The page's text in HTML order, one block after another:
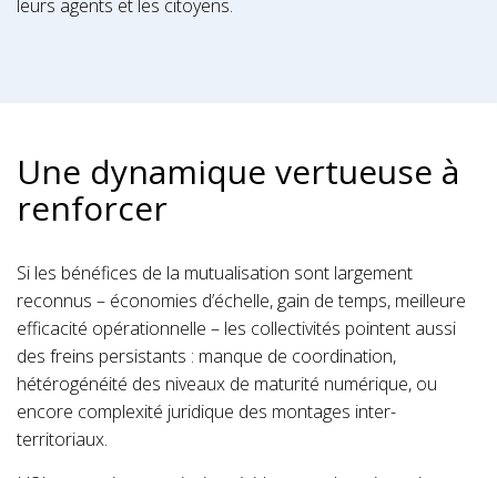
leurs agents et les citoyens.
Une dynamique vertueuse à
renforcer
Si les bénéfices de la mutualisation sont largement
reconnus – économies d’échelle, gain de temps, meilleure
efficacité opérationnelle – les collectivités pointent aussi
des freins persistants : manque de coordination,
hétérogénéité des niveaux de maturité numérique, ou
encore complexité juridique des montages inter-
territoriaux.